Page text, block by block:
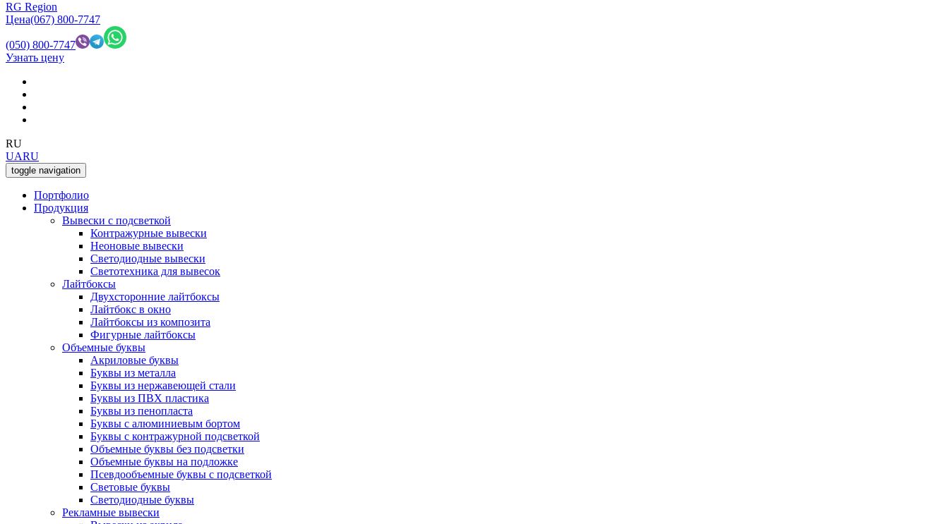
RG Region
Цена(067) 800-7747
(050) 800-7747
Узнать цену
RU
UARU
toggle navigation
Портфолио
Продукция
Вывески с подсветкой
Контражурные вывески
Неоновые вывески
Светодиодные вывески
Светотехника для вывесок
Лайтбоксы
Двухсторонние лайтбоксы
Лайтбокс в окно
Лайтбоксы из композита
Фигурные лайтбоксы
Объемные буквы
Акриловые буквы
Буквы из металла
Буквы из нержавеющей стали
Буквы из ПВХ пластика
Буквы из пенопласта
Буквы с алюминиевым бортом
Буквы с контражурной подсветкой
Объемные буквы без подсветки
Объемные буквы на подложке
Псевдообъемные буквы с подсветкой
Световые буквы
Светодиодные буквы
Рекламные вывески